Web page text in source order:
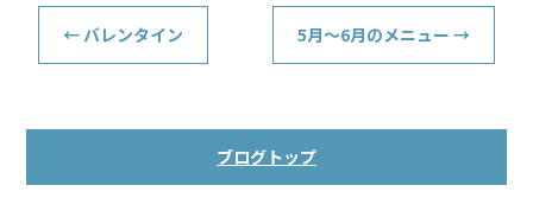
←バレンタイン 5月～6月のメニュー →
ブログトップ